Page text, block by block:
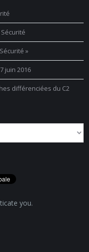
»
juin 2016
différenciées du C2
you.